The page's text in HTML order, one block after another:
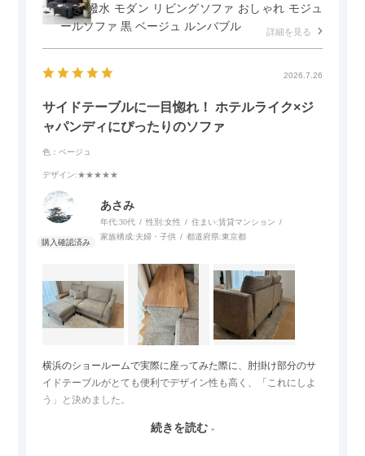
付き 撥水 モダン リビングソファ おしゃれ モジュ
ールソファ 黒 ベージュ ルンバブル
詳細を見る
2026.7.26
サイドテーブルに一目惚れ！ ホテルライク×ジ
ャパンディにぴったりのソファ
色：ベージュ
デザイン:★★★★★
あさみ
年代:30代 性別:女性 住まい:賃貸マンション
家族構成:夫婦・子供 都道府県:東京都
横浜のショールームで実際に座ってみた際に、肘掛け部分のサ
イドテーブルがとても便利でデザイン性も高く、「これにしよ
う」と決めました。
サイズは2.5人掛けですが、幅184cmとコンパクトなので圧迫感
続きを読む